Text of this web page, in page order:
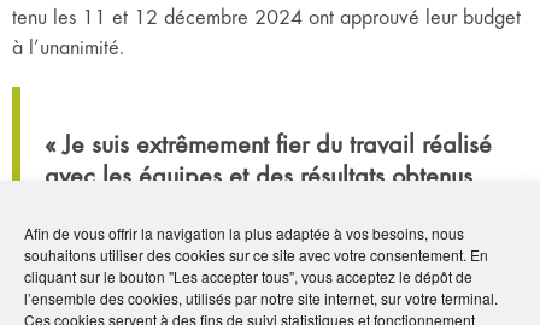
Afin de vous offrir la navigation la plus adaptée à vos besoins, nous
souhaitons utiliser des cookies sur ce site avec votre consentement. En
cliquant sur le bouton "Les accepter tous", vous acceptez le dépôt de
l’ensemble des cookies, utilisés par notre site internet, sur votre terminal.
Ces cookies servent à des fins de suivi statistiques et fonctionnement
tenu les 11 et 12 décembre 2024 ont approuvé leur budget
à l’unanimité.
« Je suis extrêmement fier du travail réalisé
avec les équipes et des résultats obtenus
je vais donc partir avec le sentiment du
devoir accompli. Je remercie très
chaleureusement les 15 000 collaborateurs